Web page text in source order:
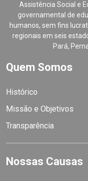
Assistência Social e
governamental de
humanos, sem fins
regionais em seis
Pará,
Quem Somos
Histórico
Missão e Objetivos
Transparência
Nossas Causas